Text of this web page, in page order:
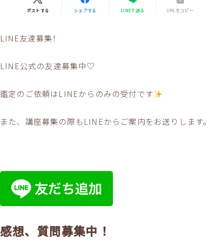
ポストする シェアする LINEで送る URLをコピー
LINE友達募集！
LINE公式の友達募集中♡
鑑定のご依頼はLINEからのみの受付です
また、講座募集の際もLINEからご案内をお送りします。
感想、質問募集中！